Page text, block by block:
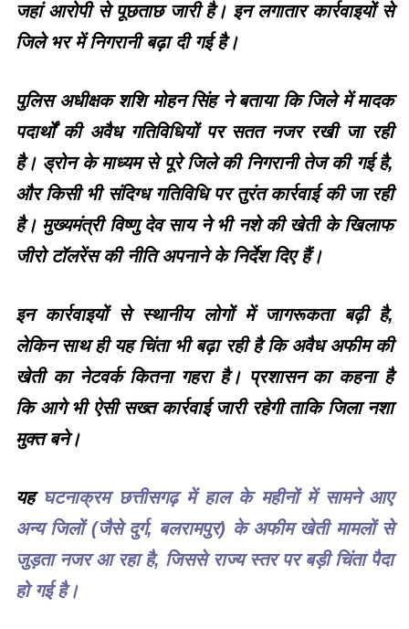
जहां आरोपी से पूछताछ जारी है। इन लगातार कार्रवाइयों से
जिले भर में निगरानी बढ़ा दी गई है।
पुलिस अधीक्षक शशि मोहन सिंह ने बताया कि जिले में मादक
पदार्थों की अवैध गतिविधियों पर सतत नजर रखी जा रही
है। ड्रोन के माध्यम से पूरे जिले की निगरानी तेज की गई है,
और किसी भी संदिग्ध गतिविधि पर तुरंत कार्रवाई की जा रही
है। मुख्यमंत्री विष्णु देव साय ने भी नशे की खेती के खिलाफ
जीरो टॉलरेंस की नीति अपनाने के निर्देश दिए हैं।
इन कार्रवाइयों से स्थानीय लोगों में जागरूकता बढ़ी है,
लेकिन साथ ही यह चिंता भी बढ़ा रही है कि अवैध अफीम की
खेती का नेटवर्क कितना गहरा है। प्रशासन का कहना है
कि आगे भी ऐसी सख्त कार्रवाई जारी रहेगी ताकि जिला नशा
मुक्त बने।
यह घटनाक्रम छत्तीसगढ़ में हाल के महीनों में सामने आए
अन्य जिलों (जैसे दुर्ग, बलरामपुर) के अफीम खेती मामलों से
जुड़ता नजर आ रहा है, जिससे राज्य स्तर पर बड़ी चिंता पैदा
हो गई है।